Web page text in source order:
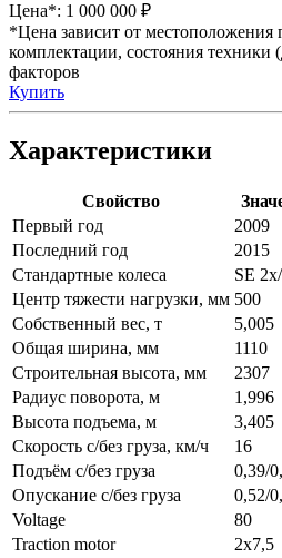
Цена*: 1 000 000 ₽
*Цена зависит от местоположения
комплектации, состояния техники
факторов
Купить
Характеристики
Свойство
Первый год
2009
Последний год
2015
Стандартные колеса
SE
Центр тяжести нагрузки, мм 500
Собственный вес, т
5,005
Общая ширина, мм
1110
Строительная высота, мм
2307
Радиус поворота, м
1,996
Высота подъема, м
3,405
Скорость с/без груза, км/ч
16
Подъём с/без груза
0,39/
Опускание с/без груза
0,52/
Voltage
80
Traction motor
2x7,5